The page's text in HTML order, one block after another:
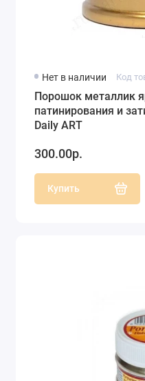
Нет в наличии Код
Порошок металлик
патинирования и
Daily ART
300.00р.
Купить